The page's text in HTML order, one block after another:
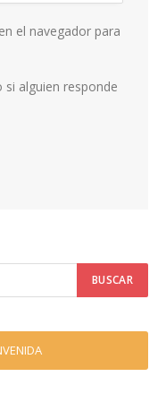
el navegador para
alguien responde